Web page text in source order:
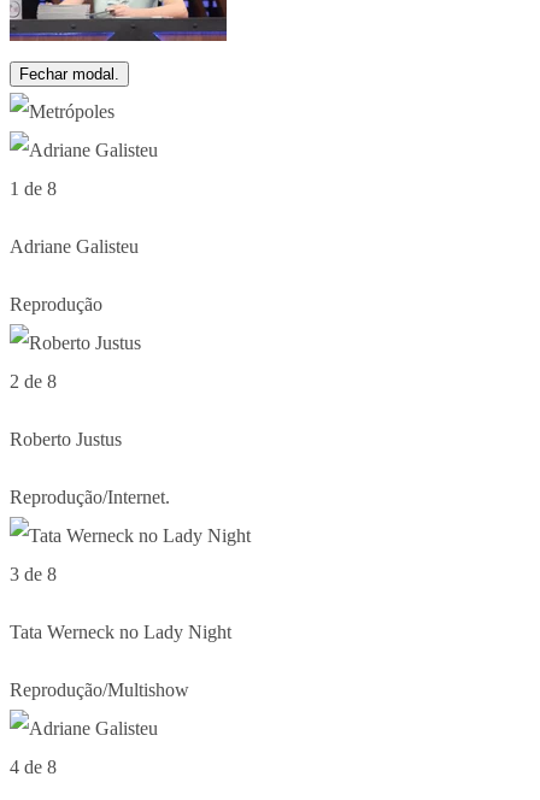
Fechar modal.
1 de 8
Adriane Galisteu
Reprodução
2 de 8
Roberto Justus
Reprodução/Internet.
3 de 8
Tata Werneck no Lady Night
Reprodução/Multishow
4 de 8